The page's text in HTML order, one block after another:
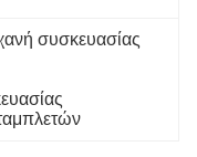
συσκευασίας